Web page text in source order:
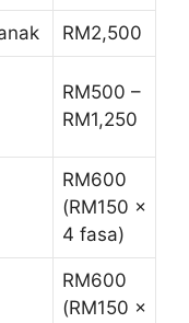
RM2,500
RM500 –
RM1,250
RM600
(RM150 ×
4 fasa)
RM600
(RM150 ×